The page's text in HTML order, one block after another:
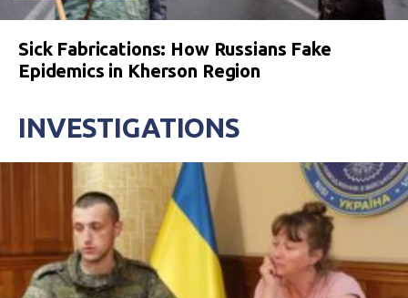
Sick Fabrications: How Russians Fake
Epidemics in Kherson Region
INVESTIGATIONS